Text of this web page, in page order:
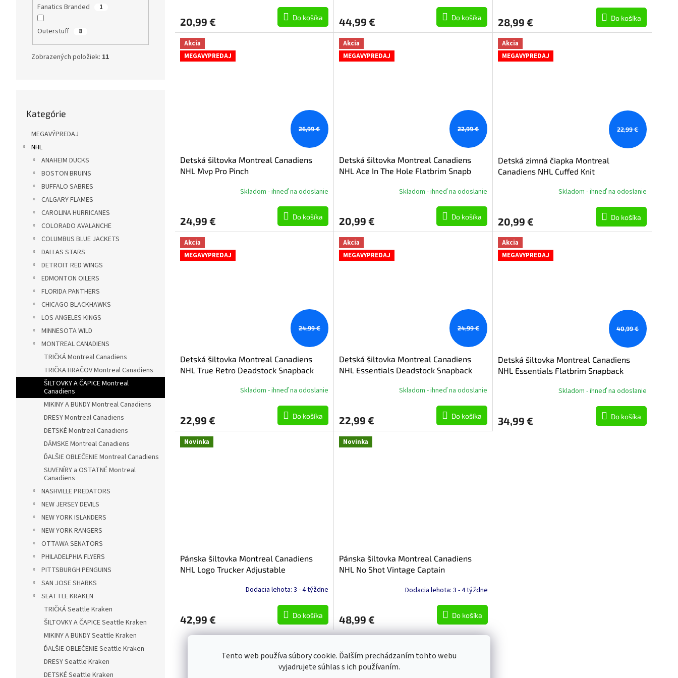
Tento web používa súbory cookie. Ďalším prechádzaním tohto webu
vyjadrujete súhlas s ich používaním.
Fanatics Branded 1
Outerstuff 8
Zobrazených položiek: 11
kategórie
Kategórie
MEGAVÝPREDAJ
NHL
ANAHEIM DUCKS
BOSTON BRUINS
BUFFALO SABRES
CALGARY FLAMES
CAROLINA HURRICANES
COLORADO AVALANCHE
COLUMBUS BLUE JACKETS
DALLAS STARS
DETROIT RED WINGS
EDMONTON OILERS
FLORIDA PANTHERS
CHICAGO BLACKHAWKS
LOS ANGELES KINGS
MINNESOTA WILD
MONTREAL CANADIENS
TRIČKÁ Montreal Canadiens
TRIČKA HRAČOV Montreal Canadiens
ŠILTOVKY A ČAPICE Montreal
Canadiens
MIKINY A BUNDY Montreal Canadiens
DRESY Montreal Canadiens
DETSKÉ Montreal Canadiens
DÁMSKE Montreal Canadiens
ĎALŠIE OBLEČENIE Montreal Canadiens
SUVENÍRY a OSTATNÉ Montreal
Canadiens
NASHVILLE PREDATORS
NEW JERSEY DEVILS
NEW YORK ISLANDERS
NEW YORK RANGERS
OTTAWA SENATORS
PHILADELPHIA FLYERS
PITTSBURGH PENGUINS
SAN JOSE SHARKS
SEATTLE KRAKEN
TRIČKÁ Seattle Kraken
ŠILTOVKY A ČAPICE Seattle Kraken
MIKINY A BUNDY Seattle Kraken
ĎALŠIE OBLEČENIE Seattle Kraken
DRESY Seattle Kraken
DETSKÉ Seattle Kraken
20,99 € Do košíka 44,99 € Do košíka 28,99 € Do košíka
Akcia
MEGAVYPREDAJ
26,99 €
Detská šiltovka Montreal Canadiens
NHL Mvp Pro Pinch
je
5,0
5
hviezdičiek.
Skladom - ihneď na odoslanie
24,99 € Do košíka
Akcia
MEGAVYPREDAJ
22,99 €
Detská šiltovka Montreal Canadiens
NHL Ace In The Hole Flatbrim Snapb
Skladom - ihneď na odoslanie
20,99 € Do košíka
Akcia
MEGAVYPREDAJ
22,99 €
Detská zimná čiapka Montreal
Canadiens NHL Cuffed Knit
Skladom - ihneď na odoslanie
20,99 € Do košíka
Akcia
MEGAVYPREDAJ
24,99 €
Detská šiltovka Montreal Canadiens
NHL True Retro Deadstock Snapback
Skladom - ihneď na odoslanie
22,99 € Do košíka
Akcia
MEGAVYPREDAJ
24,99 €
Detská šiltovka Montreal Canadiens
NHL Essentials Deadstock Snapback
Skladom - ihneď na odoslanie
22,99 € Do košíka
Akcia
MEGAVYPREDAJ
40,99 €
Detská šiltovka Montreal Canadiens
NHL Essentials Flatbrim Snapback
Skladom - ihneď na odoslanie
34,99 € Do košíka
Novinka
Pánska šiltovka Montreal Canadiens
NHL Logo Trucker Adjustable
Dodacia lehota: 3 - 4 týždne
42,99 € Do košíka
Novinka
Pánska šiltovka Montreal Canadiens
NHL No Shot Vintage Captain
Dodacia lehota: 3 - 4 týždne
48,99 € Do košíka
v